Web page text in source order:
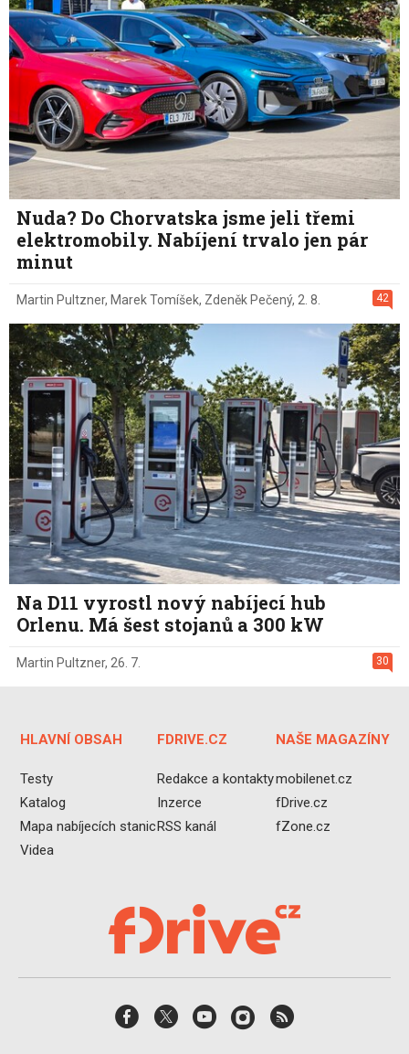
Nuda? Do Chorvatska jsme jeli třemi
elektromobily. Nabíjení trvalo jen pár
minut
42
Martin Pultzner, Marek Tomíšek, Zdeněk Pečený, 2. 8.
Na D11 vyrostl nový nabíjecí hub
Orlenu. Má šest stojanů a 300 kW
30
Martin Pultzner, 26. 7.
HLAVNÍ OBSAH
Testy
Katalog
Mapa nabíjecích stanic
Videa
FDRIVE.CZ
Redakce a kontakty
Inzerce
RSS kanál
NAŠE MAGAZÍNY
mobilenet.cz
fDrive.cz
fZone.cz